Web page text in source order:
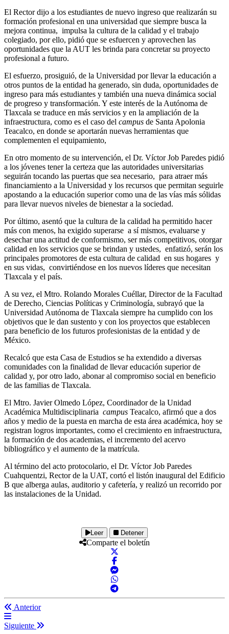
El Rector dijo a los estudiantes de nuevo ingreso que realizarán su
formación profesional en una universidad que siempre busca la
mejora continua, impulsa la cultura de la calidad y el trabajo
colegiado, por ello, pidió que se esfuercen y aprovechen las
oportunidades que la AUT les brinda para concretar su proyecto
profesional a futuro.
El esfuerzo, prosiguió, de la Universidad por llevar la educación a
otros puntos de la entidad ha generado, sin duda, oportunidades de
ingreso para más estudiantes y también una nueva dinámica social
de progreso y transformación. Y este interés de la Autónoma de
Tlaxcala se traduce en más servicios y en la ampliación de la
infraestructura, como es el caso del campus de Santa Apolonia
Teacalco, en donde se aportarán nuevas herramientas que
complementen el equipamiento,
En otro momento de su intervención, el Dr. Víctor Job Paredes pidió
a los jóvenes tener la certeza que las autoridades universitarias
seguirán tocando las puertas que sea necesario, para atraer más
financiamiento a la Universidad y los recursos que permitan seguirle
apostando a la educación superior como una de las vías más sólidas
para llevar nuevos niveles de bienestar a la sociedad.
Por último, asentó que la cultura de la calidad ha permitido hacer
más con menos, ha exigido superarse a sí mismos, evaluarse y
desechar una actitud de conformismo, ser más competitivos, otorgar
calidad en los servicios que se brindan y ustedes, enfatizó, serán los
principales promotores de esta cultura de calidad en sus hogares y
en sus vidas, convirtiéndose en los nuevos líderes que necesitan
Tlaxcala y el país.
A su vez, el Mtro. Rolando Morales Cuéllar, Director de la Facultad
de Derecho, Ciencias Políticas y Criminología, subrayó que la
Universidad Autónoma de Tlaxcala siempre ha cumplido con los
objetivos que le dan sustento y con los proyectos que establecen
para beneficio de los futuros profesionistas de la entidad y de
México.
Recalcó que esta Casa de Estudios se ha extendido a diversas
comunidades con la finalidad de llevar educación superior de
calidad y, por otro lado, abonar al compromiso social en beneficio
de las familias de Tlaxcala.
El Mtro. Javier Olmedo López, Coordinador de la Unidad
Académica Multidisciplinaria campus Teacalco, afirmó que a dos
años y medio de la puesta en marcha de esta área académica, hoy se
registran logros importantes, como el crecimiento en infraestructura,
la formación de dos academias, el incremento del acervo
bibliográfico y el aumento de la matrícula.
Al término del acto protocolario, el Dr. Víctor Job Paredes
Cuahquentzi, Rector de la UAT, cortó el listón inaugural del Edificio
B que alberga aulas, auditorio y cafetería, y realizó un recorrido por
las instalaciones de la Unidad.
Leer Detener
Comparte el boletín
Anterior
Siguiente